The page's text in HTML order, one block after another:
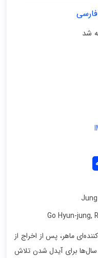
,
ماهر، پس از اخراج از
سال‌ها برای آیدل شدن تلاش